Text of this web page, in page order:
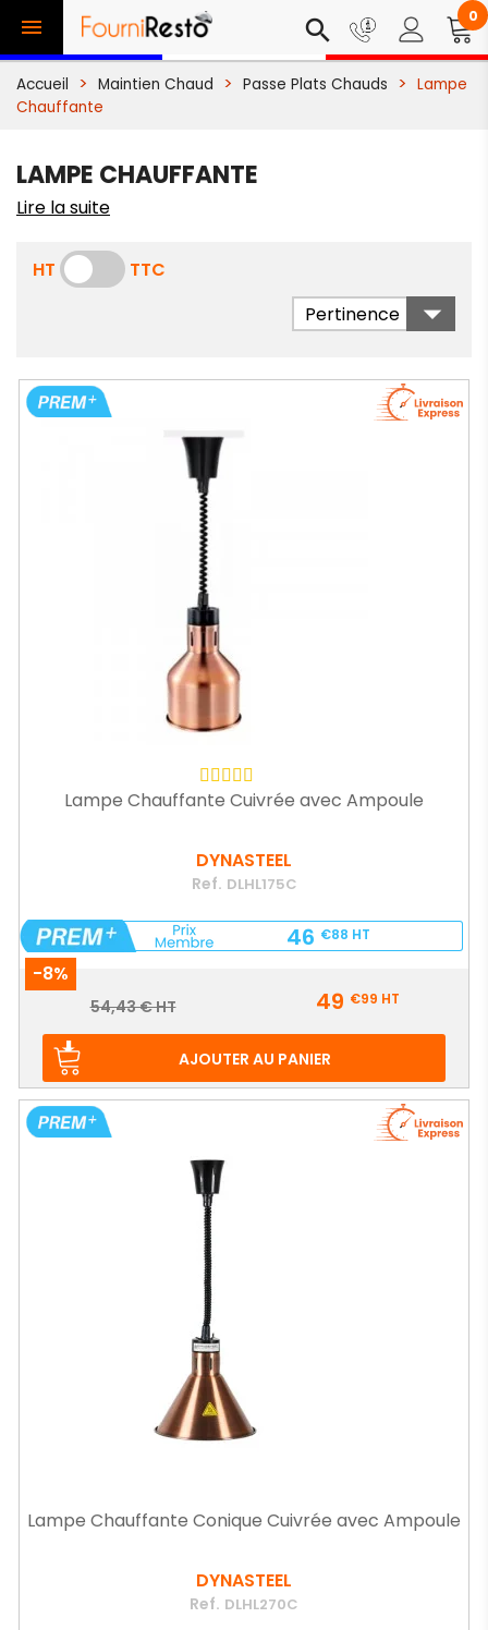
 search 0
Accueil Maintien Chaud Passe Plats Chauds
Lampe
Chauffante
LAMPE CHAUFFANTE
Lire la suite
HT
TTC
Pertinence

Lampe Chauffante Cuivrée avec Ampoule
DYNASTEEL
Ref. DLHL175C
46 €88 HT
-8%
Prix
Prix
54,43 € HT 49 €99 HT
AJOUTER AU PANIER
Lampe Chauffante Conique Cuivrée avec Ampoule
DYNASTEEL
Ref. DLHL270C